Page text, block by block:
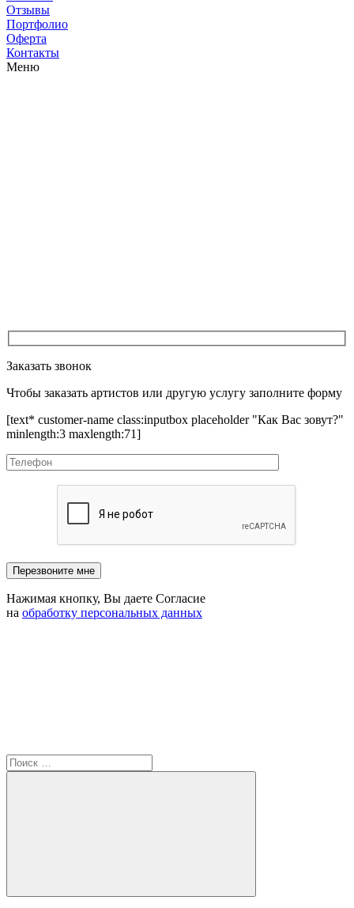
Отзывы
Портфолио
Оферта
Контакты
Меню
Заказать звонок
Чтобы заказать артистов или другую услугу заполните форму
[text* customer-name class:inputbox placeholder "Как Вас зовут?"
minlength:3 maxlength:71]
Нажимая кнопку, Вы даете Согласие
на обработку персональных данных